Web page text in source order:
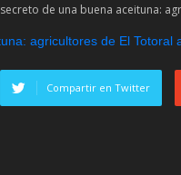
secreto de una buena aceituna:
Compartir en Twitter